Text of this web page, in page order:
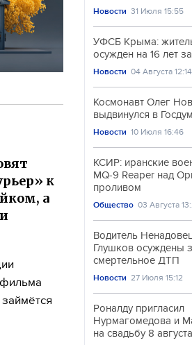
к
а
Новости 31 Июля 15:55
УФСБ Крыма:
осужден на 16 лет
Новости 04 Августа 12:14
Космонавт Олег
выдвинулся в
Новости 10 Июля 16:46
КСИР: иранские
MQ-9 Reaper над
проливом
Общество 03 Августа
Водитель
Глушков осуждены
смертельное ДТП
Новости 27 Июля 15:12
Роналду пригласил
Нурмагомедова и
на свадьбу 8 августа